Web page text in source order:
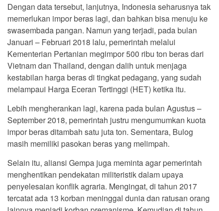
Dengan data tersebut, lanjutnya, Indonesia seharusnya tak
memerlukan impor beras lagi, dan bahkan bisa menuju ke
swasembada pangan. Namun yang terjadi, pada bulan
Januari – Februari 2018 lalu, pemerintah melalui
Kementerian Pertanian megimpor 500 ribu ton beras dari
Vietnam dan Thailand, dengan dalih untuk menjaga
kestabilan harga beras di tingkat pedagang, yang sudah
melampaui Harga Eceran Tertinggi (HET) ketika itu.
Lebih mengherankan lagi, karena pada bulan Agustus –
September 2018, pemerintah justru mengumumkan kuota
impor beras ditambah satu juta ton. Sementara, Bulog
masih memiliki pasokan beras yang melimpah.
Selain itu, aliansi Gempa juga meminta agar pemerintah
menghentikan pendekatan militeristik dalam upaya
penyelesaian konflik agraria. Mengingat, di tahun 2017
tercatat ada 13 korban meninggal dunia dan ratusan orang